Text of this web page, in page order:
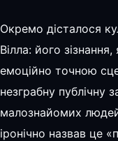
Окремо дісталося
Вілла: його
емоційно точною
незграбну публічну
малознайомих
іронічно назвав це